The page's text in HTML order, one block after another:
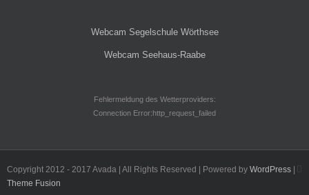
Webcam Segelschule Wörthsee
Webcam Seehaus-Raabe
Fehlermeldung des Wetterproviders:
Connection Error:http_request_failed
Copyright 2012 - 2017 Avada | All Rights Reserved | Powered by WordPress
Theme Fusion